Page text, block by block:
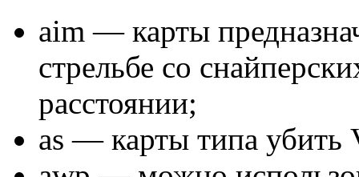
aim — карты
стрельбе со
расстоянии;
as — карты типа убить